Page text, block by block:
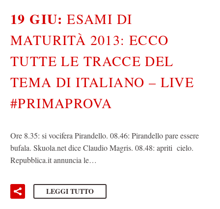
19 GIU:ESAMI DI
MATURITÀ 2013: ECCO
TUTTE LE TRACCE DEL
TEMA DI ITALIANO – LIVE
#PRIMAPROVA
Ore 8.35: si vocifera Pirandello. 08.46: Pirandello pare essere
bufala. Skuola.net dice Claudio Magris. 08.48: apriti cielo.
Repubblica.it annuncia le…
LEGGI TUTTO